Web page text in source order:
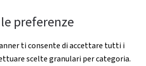
preferenze
ti consente di accettare tutti i
scelte granulari per categoria.